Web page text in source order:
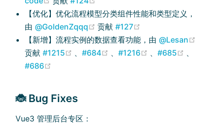
【优化】优化流程模型分类组件性能和类型定义，
由@GoldenZqqq (opens new window)
贡献#127
【新增】流程实例的数据查看功能，由@Lesan
贡献#1215 (opens new window)
、#684 (opens new window)
、#1216 (opens new
、#685
、
#686
🐞 Bug Fixes
Vue3 管理后台专区：